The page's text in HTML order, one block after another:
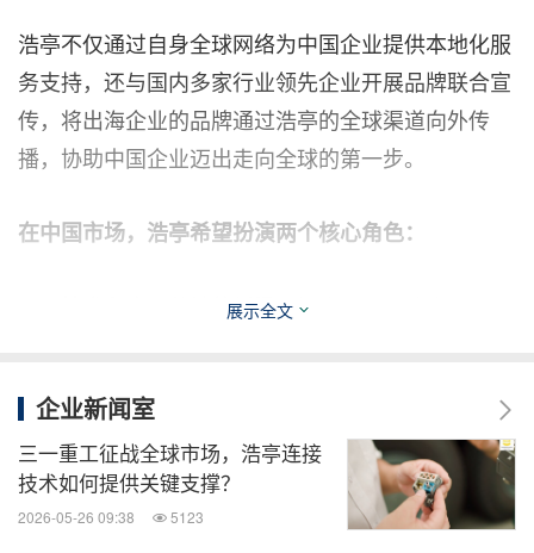
浩亭不仅通过自身全球网络为中国企业提供本地化服
务支持，还与国内多家行业领先企业开展品牌联合宣
传，将出海企业的品牌通过浩亭的全球渠道向外传
播，协助中国企业迈出走向全球的第一步。
在中国市场，浩亭希望扮演两个核心角色：
技术和应用落地的桥梁，把全球先进的全电气连
二是转型助力者，紧扣中国"新型工业化"和"双碳"目
标，在数据中心、轨道交通、半导体等重点行业深化
方案落地，帮助客户降本增效、实现绿色转型。
展示全文
企业新闻室
三一重工征战全球市场，浩亭连接
技术如何提供关键支撑？
2026-05-26 09:38 5123